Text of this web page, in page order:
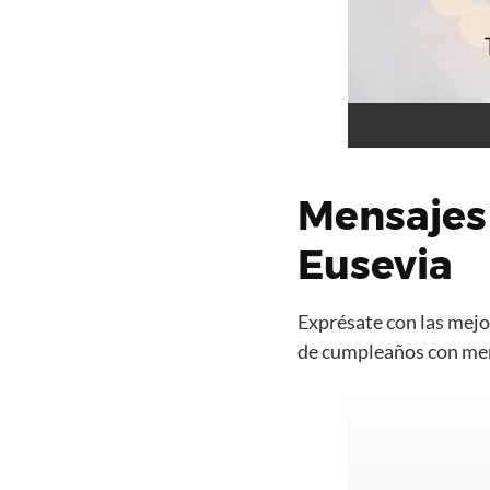
Eusevia
Exprésate con las
de cumpleaños con